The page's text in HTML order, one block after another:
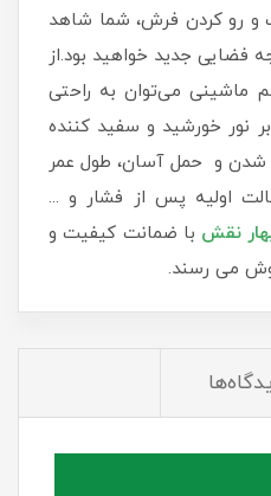
و رو کردن فرش، شما شاهد
فضایی جدید خواهید بود.از
ماشینی می‌توان به راحتی
نور خورشید و سفید کننده
شدن و حمل آسان، طول عمر
اولیه پس از فشار و ...
نقش با ضمانت کیفیت و
می رسند.